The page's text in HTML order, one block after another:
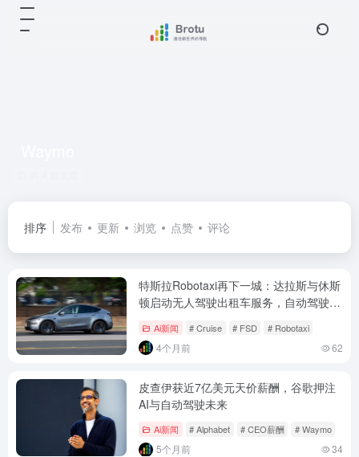
排序 发布 更新 浏览 点赞 评论
特斯拉Robotaxi再下一城：达拉斯与休斯
顿启动无人驾驶出租车服务，自动驾驶商
Ai新闻 # Cruise # FSD # Robotaxi
4个月前 62
皮查伊获近7亿美元天价薪酬，谷歌押注
AI与自动驾驶未来
Ai新闻 # Alphabet # CEO薪酬 # Waymo
5个月前 34